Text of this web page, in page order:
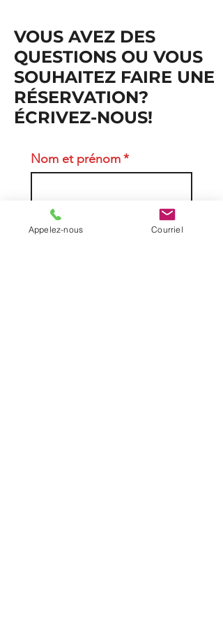
collations, de la crème solaire, du chasse
moustique et un pourboire pour le
moniteur si vous appréciez son travail.
VOUS AVEZ DES
QUESTIONS OU VOUS
SOUHAITEZ FAIRE UNE
RÉSERVATION?
ÉCRIVEZ-NOUS!
Nom et prénom*
Courriel
Appelez-nous Courriel